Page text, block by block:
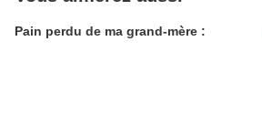
Pain perdu de ma grand-mère :